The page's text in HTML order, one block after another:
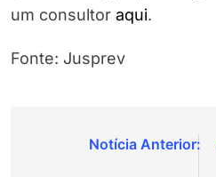
um consultor aqui.
Fonte: Jusprev
Navegação